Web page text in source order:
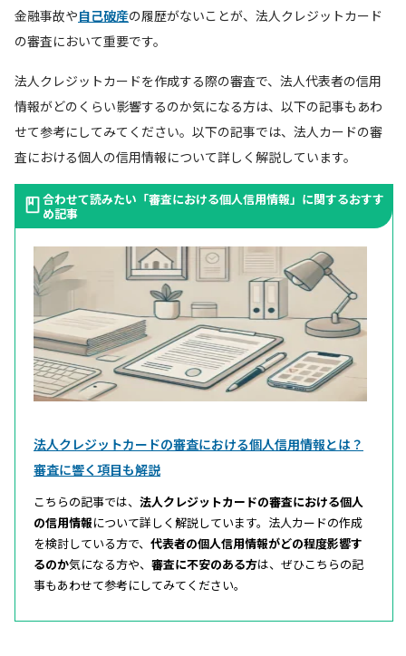
金融事故や自己破産の履歴がないことが、法人クレジットカード
の審査において重要です。
法人クレジットカードを作成する際の審査で、法人代表者の信用
情報がどのくらい影響するのか気になる方は、以下の記事もあわ
せて参考にしてみてください。以下の記事では、法人カードの審
査における個人の信用情報について詳しく解説しています。
合わせて読みたい「審査における個人信用情報」に関するおすす
め記事
法人クレジットカードの審査における個人信用情報とは？
審査に響く項目も解説
こちらの記事では、 法人クレジットカードの審査における個人
の信用情報について詳しく解説しています。法人カードの作成
を検討している方で、 代表者の個人信用情報がどの程度影響す
るのか気になる方や、 審査に不安のある方は、ぜひこちらの記
事もあわせて参考にしてみてください。